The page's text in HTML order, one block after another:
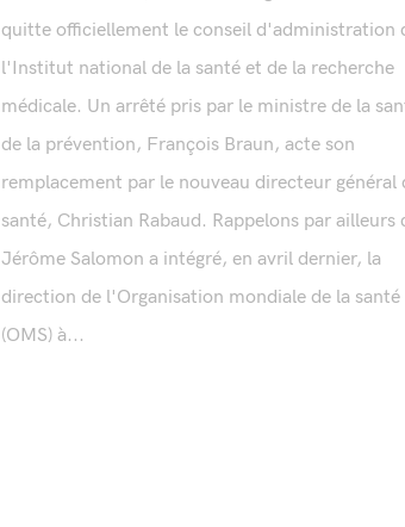
quitte officiellement le conseil d'administration
l'Institut national de la santé et de la recherche
médicale. Un arrêté pris par le ministre de la
de la prévention, François Braun, acte son
remplacement par le nouveau directeur général
santé, Christian Rabaud. Rappelons par ailleurs
Jérôme Salomon a intégré, en avril dernier, la
direction de l'Organisation mondiale de la santé
(OMS) à...